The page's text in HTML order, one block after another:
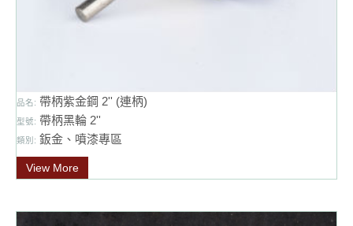
品名: 帶柄紫金鋼 2'' (連柄)
型號: 帶柄黑輪 2''
類別: 鈑金、噴漆專區
View More